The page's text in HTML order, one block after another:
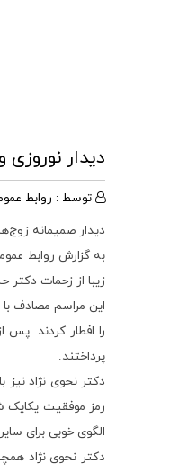
دیدار
توسط : روابط
دیدار صمیمانه
به گزارش روابط
زیبا از زحمات دکتر
این مراسم مصادف
را افطار کردند.
پرداختند.
دکتر نحوی نژاد
رمز موفقیت یکایک
الگوی خوبی برای
دکتر نحوی نژاد